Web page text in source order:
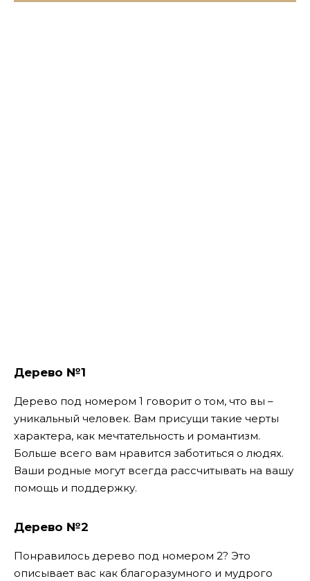
Дерево №1
Дерево под номером 1 говорит о том, что вы –
уникальный человек. Вам присущи такие черты
характера, как мечтательность и романтизм.
Больше всего вам нравится заботиться о людях.
Ваши родные могут всегда рассчитывать на вашу
помощь и поддержку.
Дерево №2
Понравилось дерево под номером 2? Это
описывает вас как благоразумного и мудрого